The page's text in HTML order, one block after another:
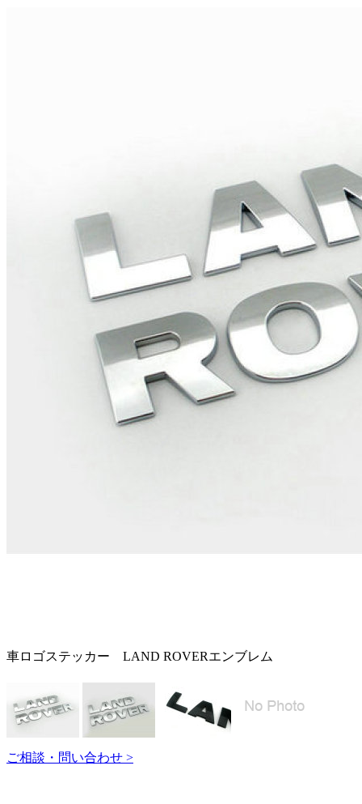
車ロゴステッカー LAND ROVERエンブレム
ご相談・問い合わせ >